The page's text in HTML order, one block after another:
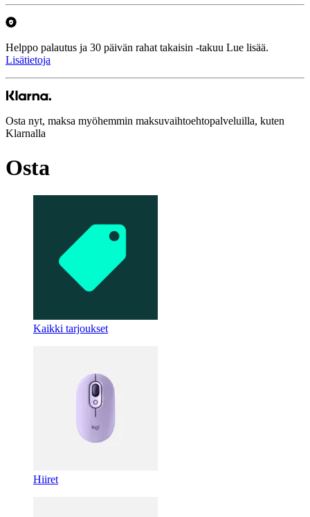
Helppo palautus ja 30 päivän rahat takaisin -takuu Lue lisää.
Lisätietoja
Osta nyt, maksa myöhemmin maksuvaihtoehtopalveluilla, kuten
Klarnalla
Osta
Kaikki tarjoukset
Hiiret